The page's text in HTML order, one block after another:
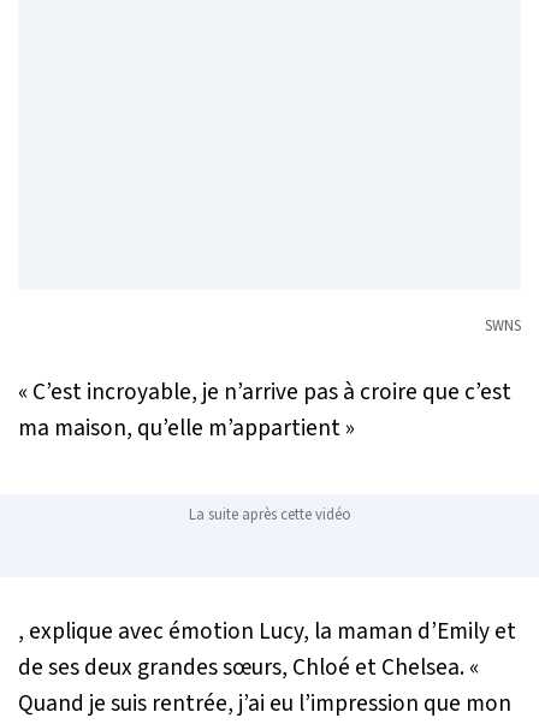
SWNS
« C’est incroyable, je n’arrive pas à croire que c’est
ma maison, qu’elle m’appartient »
La suite après cette vidéo
, explique avec émotion Lucy, la maman d’Emily et
de ses deux grandes sœurs, Chloé et Chelsea.«
Quand je suis rentrée, j’ai eu l’impression que mon